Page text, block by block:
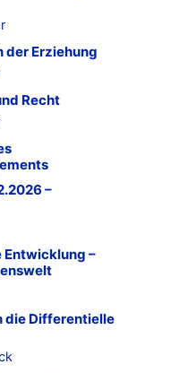
der Erziehung
Recht
–
–
die Differentielle